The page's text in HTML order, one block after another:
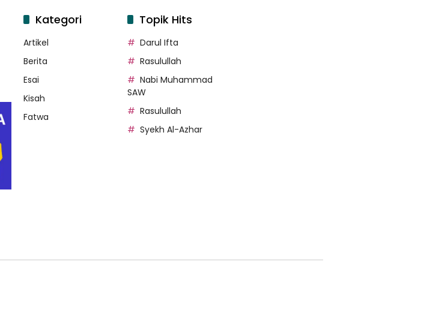
Kategori
Artikel
Berita
Esai
Kisah
Fatwa
Topik Hits
Darul Ifta
Rasulullah
Nabi Muhammad
SAW
Rasulullah
Syekh Al-Azhar